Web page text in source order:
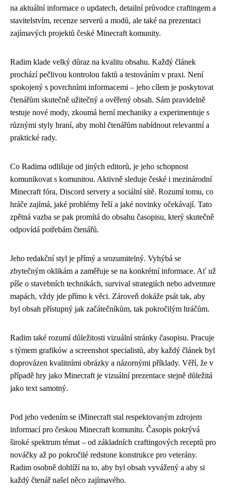
na aktuální informace o updatech, detailní průvodce craftingem a
stavitelstvím, recenze serverů a modů, ale také na prezentaci
zajímavých projektů české Minecraft komunity.
Radim klade velký důraz na kvalitu obsahu. Každý článek
prochází pečlivou kontrolou faktů a testováním v praxi. Není
spokojený s povrchními informacemi – jeho cílem je poskytovat
čtenářům skutečně užitečný a ověřený obsah. Sám pravidelně
testuje nové mody, zkoumá herní mechaniky a experimentuje s
různými styly hraní, aby mohl čtenářům nabídnout relevantní a
praktické rady.
Co Radima odlišuje od jiných editorů, je jeho schopnost
komunikovat s komunitou. Aktivně sleduje české i mezinárodní
Minecraft fóra, Discord servery a sociální sítě. Rozumí tomu, co
hráče zajímá, jaké problémy řeší a jaké novinky očekávají. Tato
zpětná vazba se pak promítá do obsahu časopisu, který skutečně
odpovídá potřebám čtenářů.
Jeho redakční styl je přímý a srozumitelný. Vyhýbá se
zbytečným oklikám a zaměřuje se na konkrétní informace. Ať už
píše o stavebních technikách, survival strategiích nebo adventure
mapách, vždy jde přímo k věci. Zároveň dokáže psát tak, aby
byl obsah přístupný jak začátečníkům, tak pokročilým hráčům.
Radim také rozumí důležitosti vizuální stránky časopisu. Pracuje
s týmem grafików a screenshot specialistů, aby každý článek byl
doprovázen kvalitními obrázky a názornými příklady. Věří, že v
případě hry jako Minecraft je vizuální prezentace stejně důležitá
jako text samotný.
Pod jeho vedením se iMinecraft stal respektovaným zdrojem
informací pro českou Minecraft komunitu. Časopis pokrývá
široké spektrum témat – od základních craftingových receptů pro
nováčky až po pokročilé redstone konstrukce pro veterány.
Radim osobně dohlíží na to, aby byl obsah vyvážený a aby si
každý čtenář našel něco zajímavého.